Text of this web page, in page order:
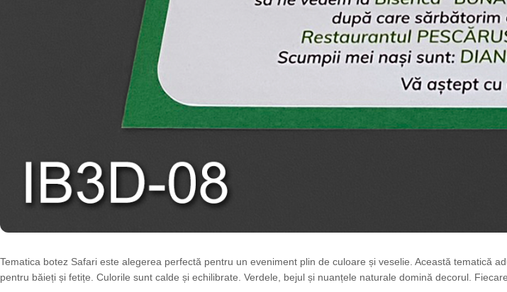
Tematica botez Safari este alegerea perfectă pentru un eveniment plin de culoare și veselie. Această tematică
pentru băieți și fetițe. Culorile sunt calde și echilibrate. Verdele, bejul și nuanțele naturale domină decorul.